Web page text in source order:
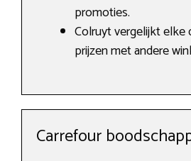
promoties.
Colruyt vergelijkt
prijzen met andere
Carrefour